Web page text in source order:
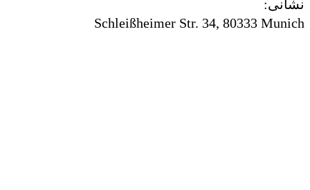
نشانی:
Schleißheimer Str. 34, 80333 Munich